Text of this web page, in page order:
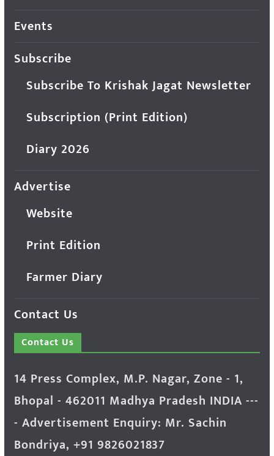
Events
Subscribe
Subscribe To Krishak Jagat Newsletter
Subscription (Print Edition)
Diary 2026
Advertise
Website
Print Edition
Farmer Diary
Contact Us
Contact Us
14 Press Complex, M.P. Nagar, Zone - 1,
Bhopal - 462011 Madhya Pradesh INDIA ---
- Advertisement Enquiry: Mr. Sachin
Bondriya, +91 9826021837